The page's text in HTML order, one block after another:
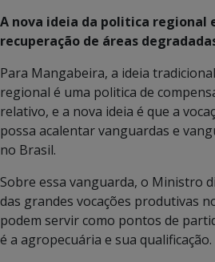
A nova ideia da politica regional
recuperação de áreas
Para Mangabeira, a ideia
regional é uma politica de
relativo, e a nova ideia é que a
possa acalentar vanguardas e
no Brasil.
Sobre essa vanguarda, o Ministro
das grandes vocações produtivas
podem servir como pontos de
é a agropecuária e sua qualificação.